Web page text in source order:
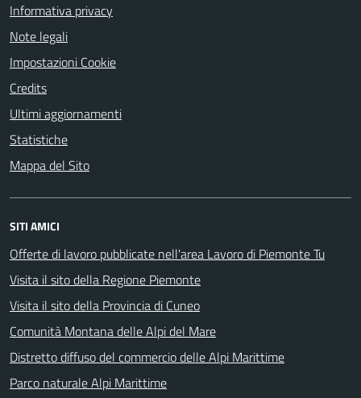
Informativa privacy
Note legali
Impostazioni Cookie
Credits
Ultimi aggiornamenti
Statistiche
Mappa del Sito
SITI AMICI
Offerte di lavoro pubblicate nell'area Lavoro di Piemonte Tu
Visita il sito della Regione Piemonte
Visita il sito della Provincia di Cuneo
Comunità Montana delle Alpi del Mare
Distretto diffuso del commercio delle Alpi Marittime
Parco naturale Alpi Marittime